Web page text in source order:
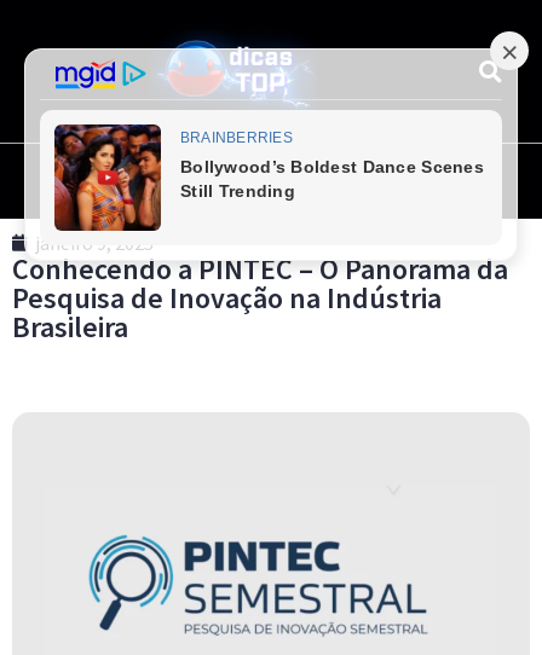
janeiro 9, 2025
Conhecendo a PINTEC – O Panorama da
Pesquisa de Inovação na Indústria
Brasileira